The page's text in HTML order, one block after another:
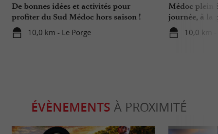
De bonnes idées et activités pour
profiter du Sud Médoc hors saison !
10,0 km - Le Porge
Médoc plein
journée, à la
Bordelais !
10,0 km -
ÉVÈNEMENTS À PROXIMITÉ